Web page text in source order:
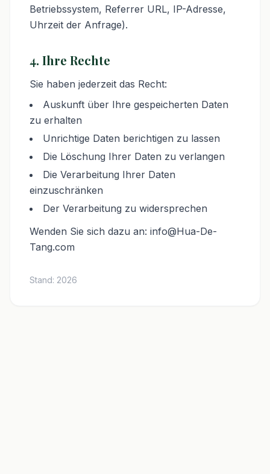
Betriebssystem, Referrer URL, IP-Adresse,
Uhrzeit der Anfrage).
4. Ihre Rechte
Sie haben jederzeit das Recht:
Auskunft über Ihre gespeicherten Daten
zu erhalten
Unrichtige Daten berichtigen zu lassen
Die Löschung Ihrer Daten zu verlangen
Die Verarbeitung Ihrer Daten
einzuschränken
Der Verarbeitung zu widersprechen
Wenden Sie sich dazu an: info@Hua-De-
Tang.com
Stand: 2026